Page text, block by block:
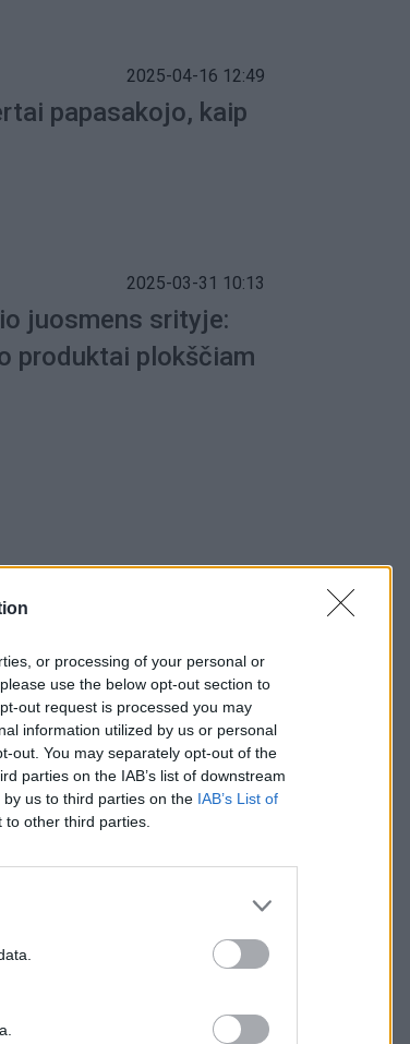
or processing of your personal or
use the below opt-out section to
out request is processed you may
information utilized by us or personal
out. You may separately opt-out of the
parties on the IAB’s list of downstream
us to third parties on the IAB’s List of
other third parties.
2025-04-16 12:49
papasakojo, kaip
2025-03-31 10:13
juosmens srityje:
produktai plokščiam